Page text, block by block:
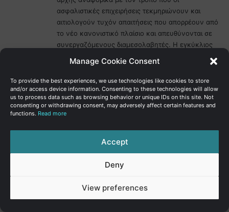
Manage Cookie Consent
To provide the best experiences, we use technologies like cookies to store
and/or access device information. Consenting to these technologies will allow
us to process data such as browsing behavior or unique IDs on this site. Not
consenting or withdrawing consent, may adversely affect certain features and
functions. Read more
Accept
Deny
View preferences
ασφαλιστικές επιχειρήσεις τεκμηριώνουν και
αιτιολογούν τυχόν απαιτήσεις που απορρέουν από
το νέο κανονιστικό πλαίσιο και απευθύνονται σε
συνεργαζόμενους διαμεσολαβητές. Η εγκύκλιος
πρέπει να συνδέεται αντικειμενικά και
τεκμηριωμένα με συγκεκριμένο κανονιστικό
στόχο.
2. Δημιουργία ετήσιου διαύλου διαβούλευσης
μεταξύ της εποπτικής αρχής, των
επιχειρήσεων και των αντιπροσωπευτικών φορέων
πρακτικών ζητημάτων κατά τη μεταβατική
περίοδο. Το μοντέλο αυτό εφαρμόστηκε με
επιτυχία σε άλλα ευρωπαϊκά κράτη μέλη κατά την
εφαρμογή της IDD και του DORA.